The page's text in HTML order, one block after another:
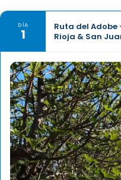
DÍA
1
Ruta del
Rioja & San